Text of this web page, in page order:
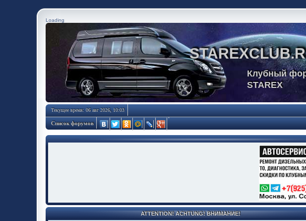
Loading
Клубный
STAREX
Текущее время: 06 авг 2026, 10:03
Список форумов
ATTENTION! ACHTUNG! ВНИМАНИЕ!